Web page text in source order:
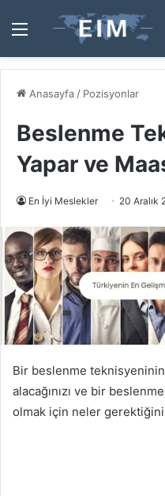
Menü
Anasayfa / Pozisyonlar
Beslenme
Yapar ve
En İyi Meslekler 20 Aralık
Bir beslenme teknisyeninin
alacağınızı ve bir
olmak için neler gerektiğini